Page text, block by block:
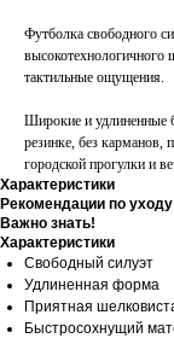
Футболка свободного
высокотехнологичного
тактильные ощущения.
Широкие и удлиненные
резинке, без карманов,
городской прогулки и
Характеристики
Рекомендации по уходу
Важно знать!
Характеристики
Свободный силуэт
Удлиненная форма
Приятная
Быстросохнущий